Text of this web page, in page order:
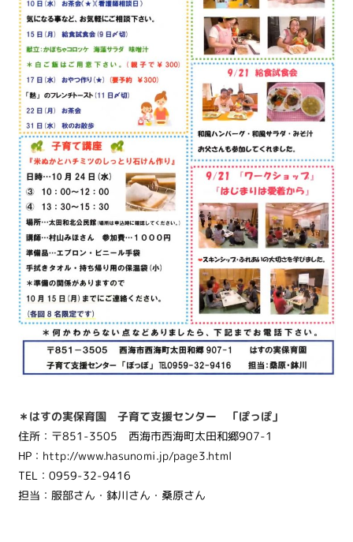
＊はすの実保育園 子育て支援センター 「ぽっぽ」
住所：〒851-3505 西海市西海町太田和郷907-1
HP： http://www.hasunomi.jp/page3.html
TEL：0959-32-9416
担当：服部さん・鉢川さん・桑原さん